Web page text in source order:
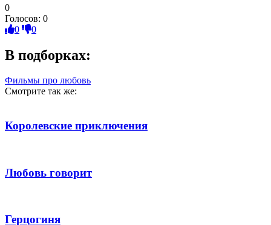
0
Голосов: 0
0
0
В подборках:
Фильмы про любовь
Смотрите так же:
Королевские приключения
Любовь говорит
Герцогиня